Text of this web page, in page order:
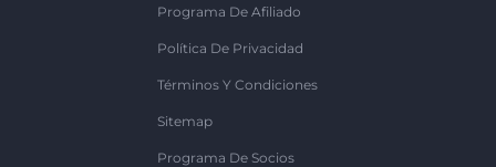
Programa De Afiliado
Política De Privacidad
Términos Y Condiciones
Sitemap
Programa De Socios